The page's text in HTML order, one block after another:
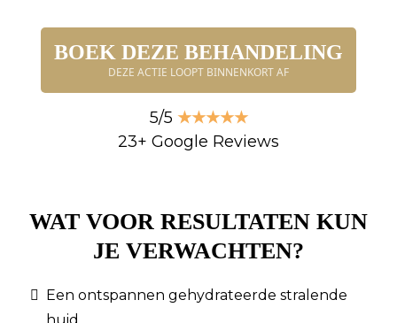
BOEK DEZE BEHANDELING
DEZE ACTIE LOOPT BINNENKORT AF
5/5 ★★★★★
23+ Google Reviews
WAT VOOR RESULTATEN KUN
JE VERWACHTEN?
Een ontspannen gehydrateerde stralende